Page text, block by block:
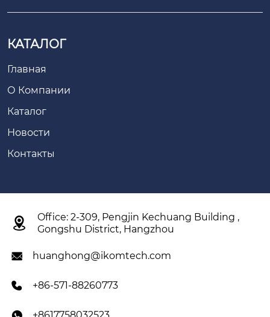
КАТАЛОГ
Главная
О Компании
Каталог
Новости
Контакты

Office: 2-309, Pengjin Kechuang Building ,
Gongshu District, Hangzhou
 huanghong@ikomtech.com
 +86-571-88260773